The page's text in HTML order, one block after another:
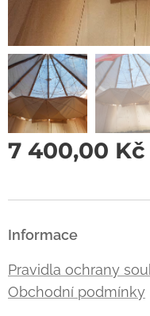
7 400,00 Kč
Informace
Pravidla ochrany
Obchodní podmínky